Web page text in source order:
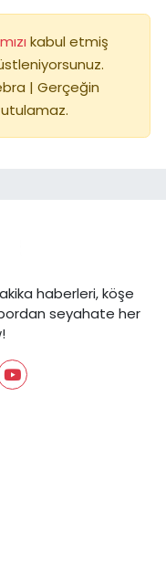
kabul etmiş
| Gerçeğin
haberleri, köşe
seyahate her